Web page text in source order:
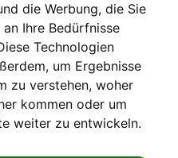
die Werbung, die Sie
an Ihre Bedürfnisse
Technologien
um Ergebnisse
zu verstehen, woher
kommen oder um
weiter zu entwickeln.
BLO24.at werben?
+43 (0)664 2226600